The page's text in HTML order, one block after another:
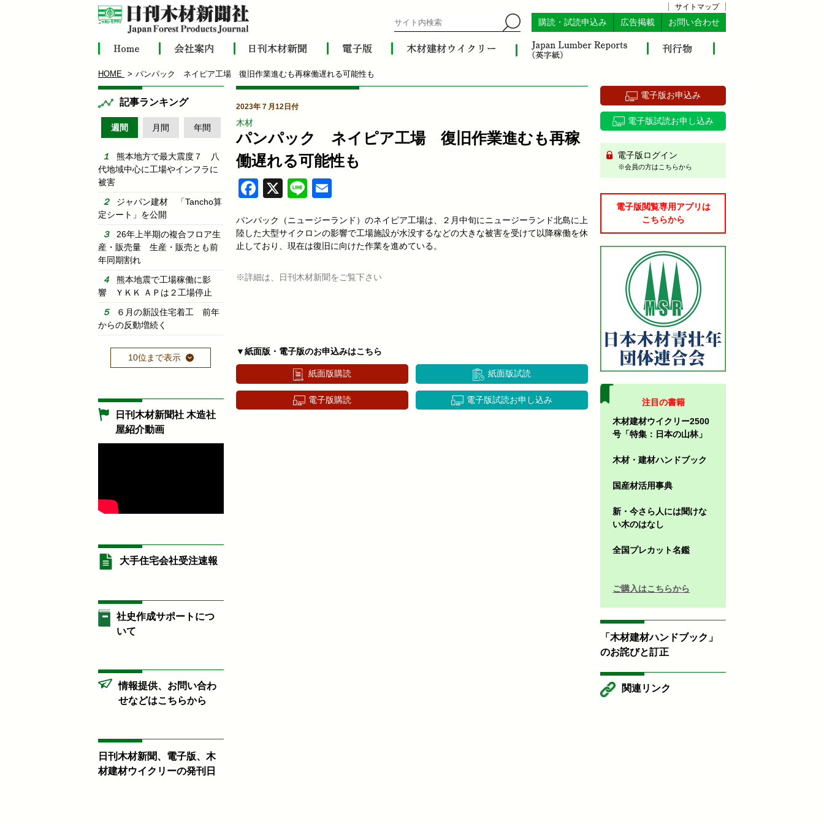
サイトマップ
購読・試読申込み 広告掲載 お問い合わせ
HOME パンパック ネイピア工場 復旧作業進むも再稼働遅れる可能性も
2023年７月12日付
木材
パンパック ネイピア工場 復旧作業進むも再稼
働遅れる可能性も
Facebook
X Line
パンパック（ニュージーランド）のネイピア工場は、２月中旬にニュージーランド北島に上
陸した大型サイクロンの影響で工場施設が水没するなどの大きな被害を受けて以降稼働を休
止しており、現在は復旧に向けた作業を進めている。
※詳細は、日刊木材新聞をご覧下さい
▼紙面版・電子版のお申込みはこちら
紙面版購読 紙面版試読
電子版購読 電子版試読お申し込み
記事ランキング
週間 月間 年間
熊本地方で最大震度７ 八
代地域中心に工場やインフラに
被害
ジャパン建材 「Tancho算
定シート」を公開
26年上半期の複合フロア生
産・販売量 生産・販売とも前
年同期割れ
熊本地震で工場稼働に影
響 ＹＫＫ ＡＰは２工場停止
６月の新設住宅着工 前年
からの反動増続く
10位まで表示
日刊木材新聞社 木造社
屋紹介動画
大手住宅会社受注速報
社史作成サポートにつ
いて
情報提供、お問い合わ
せなどはこちらから
日刊木材新聞、電子版、木
材建材ウイクリーの発刊日
電子版お申込み
電子版試読お申し込み
電子版ログイン
※会員の方はこちらから
電子版閲覧専用アプリは
こちらから
注目の書籍
木材建材ウイクリー2500
号「特集：日本の山林」
木材・建材ハンドブック
国産材活用事典
新・今さら人には聞けな
い木のはなし
全国プレカット名鑑
ご購入はこちらから
「木材建材ハンドブック」
のお詫びと訂正
関連リンク